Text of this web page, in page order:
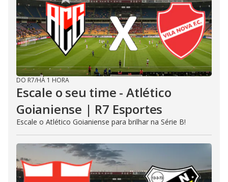
DO R7/HÁ 1 HORA
Escale o seu time - Atlético
Goianiense | R7 Esportes
Escale o Atlético Goianiense para brilhar na Série B!